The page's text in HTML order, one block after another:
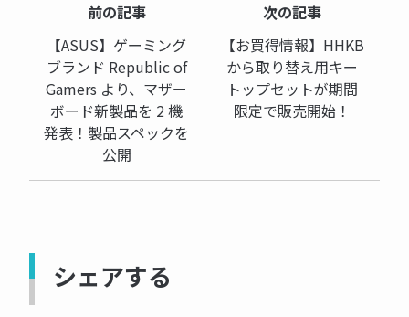
前の記事
【ASUS】ゲーミング
ブランド Republic of
Gamers より、マザー
ボード新製品を 2 機
発表！製品スペックを
公開
次の記事
【お買得情報】HHKB
から取り替え用キー
トップセットが期間
限定で販売開始！
シェアする